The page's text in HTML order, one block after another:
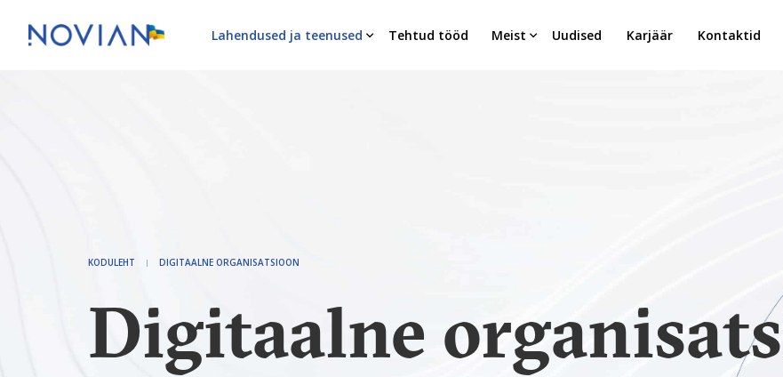
Lahendused ja teenused Tehtud tööd Meist Uudised Karjäär Kontaktid
KODULEHT DIGITAALNE ORGANISATSIOON
Digitaalne